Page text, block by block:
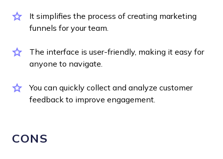
It simplifies the process of creating marketing
funnels for your team.
The interface is user-friendly, making it easy for
anyone to navigate.
You can quickly collect and analyze customer
feedback to improve engagement.
CONS